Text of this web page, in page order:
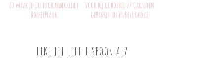
Zo maak je een indrukwekkende
borrelplank
Voor bij de borrel // Garnalen
gebakken in knoflookolie
LIKE JIJ LITTLE SPOON AL?